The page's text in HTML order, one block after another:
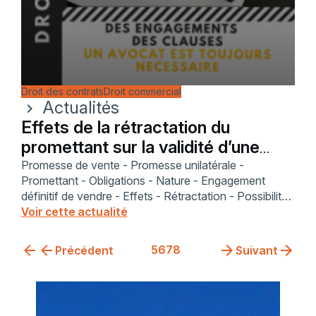
Droit des contratsDroit commercial
chevron_right
Actualités
Effets de la rétractation du
promettant sur la validité d’une
promesse unilatérale
Promesse de vente - Promesse unilatérale -
Promettant - Obligations - Nature - Engagement
définitif de vendre - Effets - Rétractation - Possibilité
(non) - Portée - revirement de jurisprudence
Voir cette actualité
Précédent 5678 Suivant